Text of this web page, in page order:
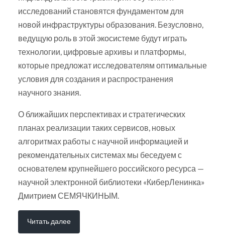
исследований становятся фундаментом для
новой инфраструктуры образования. Безусловно,
ведущую роль в этой экосистеме будут играть
технологии, цифровые архивы и платформы,
которые предложат исследователям оптимальные
условия для создания и распространения
научного знания.
О ближайших перспективах и стратегических
планах реализации таких сервисов, новых
алгоритмах работы с научной информацией и
рекомендательных системах мы беседуем с
основателем крупнейшего российского ресурса —
научной электронной библиотеки «КиберЛенинка»
Дмитрием СЕМЯЧКИНЫМ.
Читать далее